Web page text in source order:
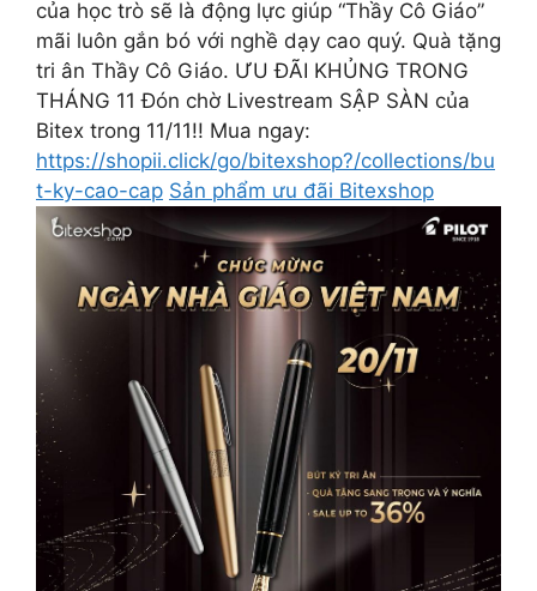
của học trò sẽ là động lực giúp “Thầy Cô Giáo”
mãi luôn gắn bó với nghề dạy cao quý. Quà tặng
tri ân Thầy Cô Giáo. ƯU ĐÃI KHỦNG TRONG
THÁNG 11 Đón chờ Livestream SẬP SÀN của
Bitex trong 11/11!! Mua ngay:
https://shopii.click/go/bitexshop?/collections/bu
t-ky-cao-cap Sản phẩm ưu đãi Bitexshop